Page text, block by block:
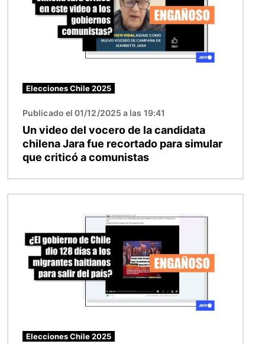
Elecciones Chile 2025
Publicado el 01/12/2025 a las 19:41
Un video del vocero de la candidata
chilena Jara fue recortado para simular
que criticó a comunistas
Elecciones Chile 2025